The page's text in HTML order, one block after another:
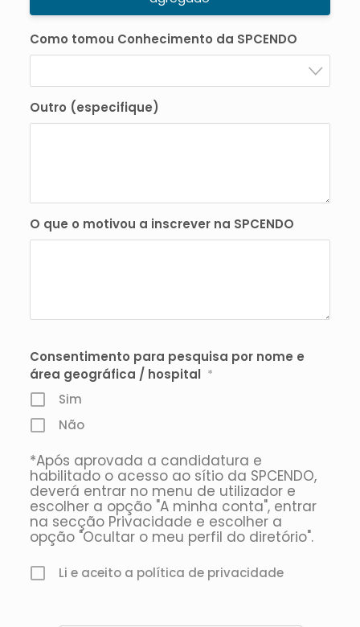
Como tomou Conhecimento da SPCENDO
Outro (especifique)
O que o motivou a inscrever na SPCENDO
Consentimento para pesquisa por nome e
área geográfica / hospital *
Sim
Não
*Após aprovada a candidatura e
habilitado o acesso ao sítio da SPCENDO,
deverá entrar no menu de utilizador e
escolher a opção "A minha conta", entrar
na secção Privacidade e escolher a
opção "Ocultar o meu perfil do diretório".
Li e aceito a política de privacidade